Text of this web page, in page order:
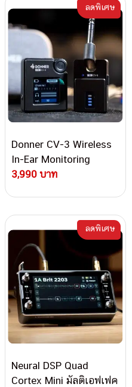
Donner CV-3 Wireless
In-Ear Monitoring
System
3,990 บาท
ลดพิเศษ
Neural DSP Quad
Cortex Mini มัลติเอฟเฟค
ลดพิเศษ